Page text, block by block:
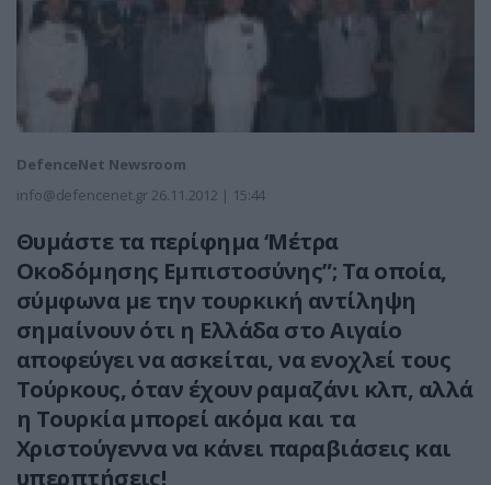
DefenceNet Newsroom
info@defencenet.gr 26.11.2012 | 15:44
Θυμάστε τα περίφημα ‘Μέτρα
Οκοδόμησης Εμπιστοσύνης”; Τα οποία,
σύμφωνα με την τουρκική αντίληψη
σημαίνουν ότι η Ελλάδα στο Αιγαίο
αποφεύγει να ασκείται, να ενοχλεί τους
Τούρκους, όταν έχουν ραμαζάνι κλπ, αλλά
η Τουρκία μπορεί ακόμα και τα
Χριστούγεννα να κάνει παραβιάσεις και
υπερπτήσεις!